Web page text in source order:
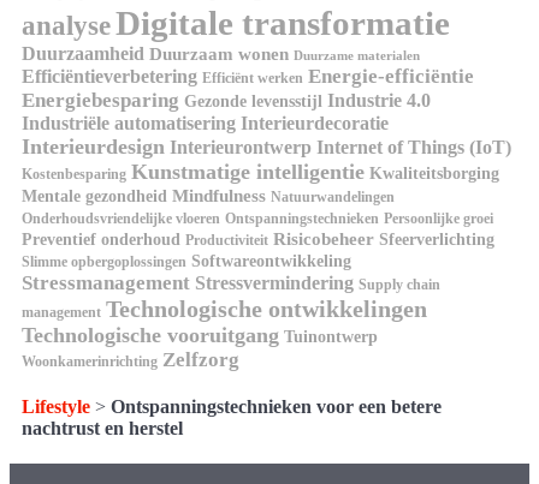
analyseDigitale transformatie
Duurzaamheid Duurzaam wonen Duurzame materialen
Efficiëntieverbetering Efficiënt werken Energie-efficiëntie
Energiebesparing Gezonde levensstijl Industrie 4.0
Industriële automatisering Interieurdecoratie
Interieurdesign Interieurontwerp Internet of Things (IoT)
Kostenbesparing Kunstmatige intelligentie Kwaliteitsborging
Mentale gezondheid Mindfulness Natuurwandelingen
Onderhoudsvriendelijke vloeren Ontspanningstechnieken Persoonlijke groei
Preventief onderhoud Productiviteit Risicobeheer Sfeerverlichting
Slimme opbergoplossingen Softwareontwikkeling
Stressmanagement Stressvermindering Supply chain
management Technologische ontwikkelingen
Technologische vooruitgang Tuinontwerp
Woonkamerinrichting Zelfzorg
Lifestyle > Ontspanningstechnieken voor een betere
nachtrust en herstel